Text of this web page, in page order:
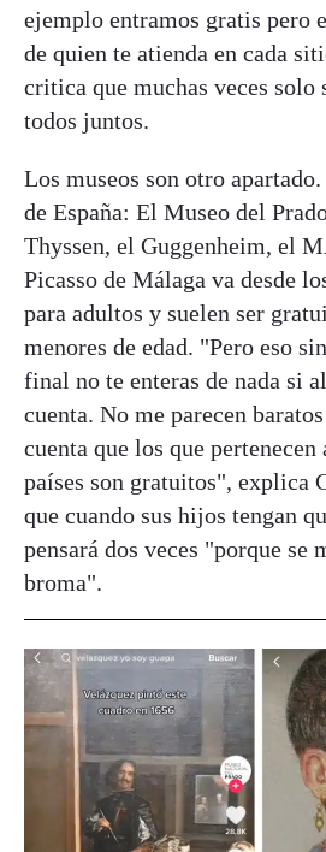
ejemplo entramos gratis pero
de quien te atienda en cada
critica que muchas veces solo
todos juntos.
Los museos son otro
de España: El Museo del
Thyssen, el Guggenheim, el
Picasso de Málaga va desde
para adultos y suelen ser
menores de edad. "Pero eso
final no te enteras de nada si
cuenta. No me parecen
cuenta que los que pertenecen
países son gratuitos", explica
que cuando sus hijos tengan
pensará dos veces "porque se
broma".